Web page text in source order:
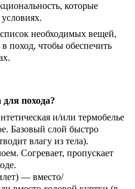
которые
необходимых вещей,
в поход, чтобы обеспечить
похода?
и/или термобелье
Базовый слой быстро
влагу из тела).
Согревает, пропускает
— вместо/